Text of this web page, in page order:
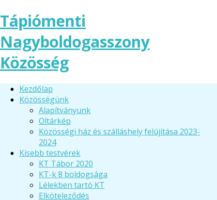
Tápiómenti
Nagyboldogasszony
Közösség
Kezdőlap
Közösségünk
Alapítványunk
Oltárkép
Közösségi ház és szálláshely felújítása 2023-
2024
Kisebb testvérek
KT Tábor 2020
KT-k 8 boldogsága
Lélekben tartó KT
Elköteleződés